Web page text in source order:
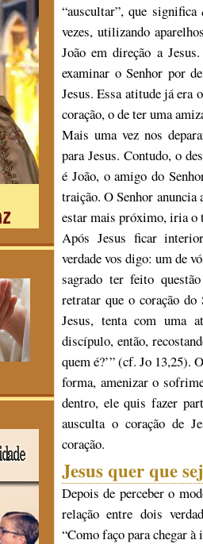
“auscultar”, que significa
vezes, utilizando
João em direção a
examinar o Senhor por
Jesus. Essa atitude já era
coração, o de ter uma
Mais uma vez nos
para Jesus. Contudo, o
é João, o amigo do
traição. O Senhor anuncia
estar mais próximo, iria o
Após Jesus ficar
verdade vos digo: um de
sagrado ter feito
retratar que o coração do
Jesus, tenta com uma
discípulo, então,
quem é?’” (cf. Jo 13,25).
forma, amenizar o
dentro, ele quis fazer
ausculta o coração de
coração.
Jesus quer que
Depois de perceber o
relação entre dois
“Como faço para chegar